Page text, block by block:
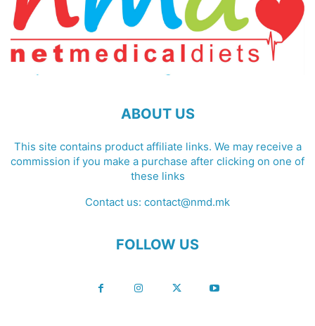
ABOUT US
This site contains product affiliate links. We may receive a
commission if you make a purchase after clicking on one of
these links
Contact us: contact@nmd.mk
FOLLOW US